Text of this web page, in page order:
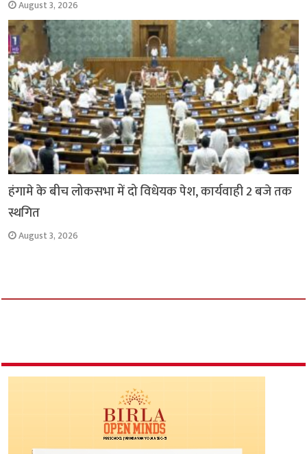
August 3, 2026
हंगामे के बीच लोकसभा में दो विधेयक पेश, कार्यवाही 2 बजे तक
स्थगित
August 3, 2026